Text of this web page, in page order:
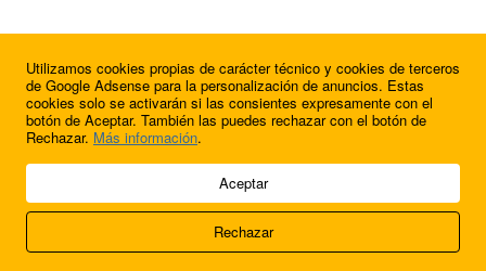
¿Quieres anunciarte en FutbolBalear?
© 2009 - 2026 Soluciones Corporativas IP, SL.
Acerca de nosotros
FútbolBalear
Utilizamos cookies propias de carácter técnico y cookies de terceros
de Google Adsense para la personalización de anuncios. Estas
cookies solo se activarán si las consientes expresamente con el
botón de Aceptar. También las puedes rechazar con el botón de
Rechazar. Más información.
Aceptar
Rechazar